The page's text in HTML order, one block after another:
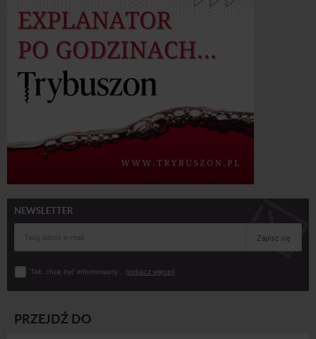
NEWSLETTER
Zapisz się
Tak, chcę być informowany... (zobacz więcej)
PRZEJDŹ DO